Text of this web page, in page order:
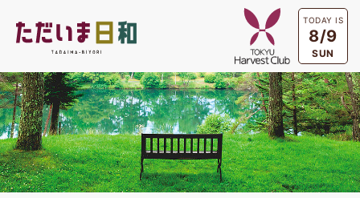
TODAY IS
8/9
SUN